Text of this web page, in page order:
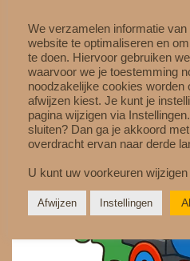
We verzamelen informatie
website te optimaliseren en
te doen. Hiervoor gebruiken
waarvoor we je toestemming
noodzakelijke cookies worden
afwijzen kiest. Je kunt je
pagina wijzigen via
sluiten? Dan ga je akkoord
overdracht ervan naar derde
U kunt uw voorkeuren
Afwijzen Instellingen